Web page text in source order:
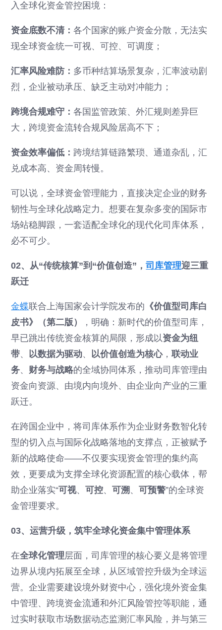
入全球化资金管控困境：
资金底数不清：各个国家的账户资金分散，无法实
现全球资金统一可视、可控、可调度；
汇率风险难防： 多币种结算场景复杂，汇率波动剧
烈，企业被动承压、缺乏主动对冲能力；
跨境合规难守：各国监管政策、外汇规则差异巨
大，跨境资金流转合规风险居高不下；
资金效率偏低： 跨境结算链路繁琐、通道杂乱，汇
兑成本高、资金周转慢。
可以说，全球资金管理能力，直接决定企业的财务
韧性与全球化战略定力。想要在复杂多变的国际市
场站稳脚跟，一套适配全球化的现代化司库体系，
必不可少。
02、从“传统核算”到“价值创造”，司库管理迎三重
跃迁
金蝶联合上海国家会计学院发布的 《价值型司库白
皮书》（第二版）
，明确：新时代的价值型司库，
早已跳出传统资金核算的局限，形成以资金为纽
带、 以数据为驱动、 以价值创造为核心，联动业
务、 财务与战略的全域协同体系，推动司库管理由
资金向资源、由境内向境外、由企业向产业的三重
跃迁。
在跨国企业中，将司库体系作为企业财务数智化转
型的切入点与国际化战略落地的支撑点，正被赋予
新的战略使命——不仅要实现资金管理的集约高
效，更要成为支撑全球化资源配置的核心载体，帮
助企业落实“可视、可控、可溯 、可预警”的全球资
金管理要求。
03、运营升级，筑牢全球化资金集中管理体系
在全球化管理层面，司库管理的核心要义是将管理
边界从境内拓展至全球，从区域管控升级为全球运
营。企业需要建设境外财资中心，强化境外资金集
中管理、跨境资金流通和外汇风险管控等职能，通
过实时获取市场数据动态监测汇率风险，并与第三